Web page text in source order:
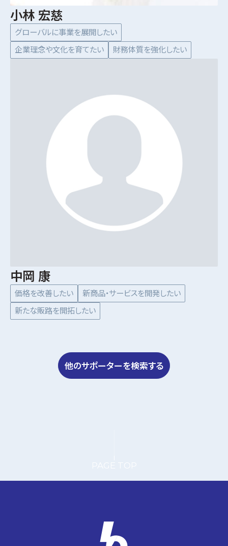
小林 宏慈
グローバルに事業を展開したい
企業理念や文化を育てたい
財務体質を強化したい
中岡 康
価格を改善したい
新商品・サービスを開発したい
新たな販路を開拓したい
他のサポーターを検索する